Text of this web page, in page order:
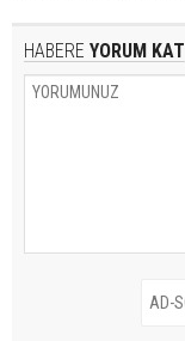
HABERE YORUM KAT